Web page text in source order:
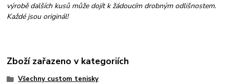
výrobě dalších kusů může dojít k žádoucím drobným odlišnostem.
Každé jsou originál!
Zboží zařazeno v kategoriích
Všechny custom tenisky